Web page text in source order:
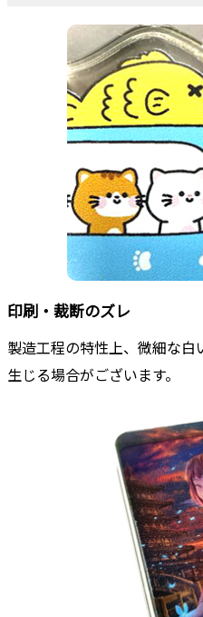
印刷・裁断のズレ
製造工程の特性上、微細な
生じる場合がございます。